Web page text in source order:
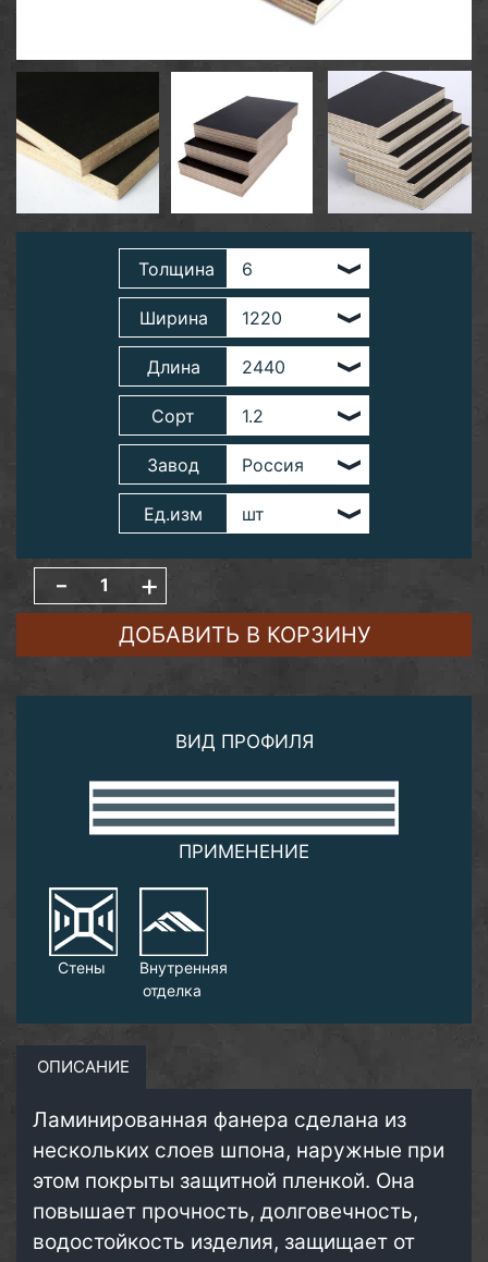
Толщина
Ширина
Длина
Сорт
Завод
Ед.изм
- +
ДОБАВИТЬ В КОРЗИНУ
ВИД ПРОФИЛЯ
ПРИМЕНЕНИЕ
Стены
Внутренняя
отделка
ОПИСАНИЕ
Ламинированная фанера сделана из
нескольких слоев шпона, наружные при
этом покрыты защитной пленкой. Она
повышает прочность, долговечность,
водостойкость изделия, защищает от